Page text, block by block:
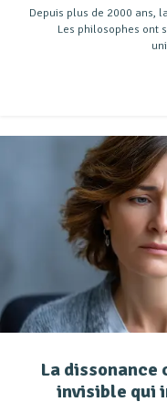
Depuis plus de 2000 ans,
Les philosophes ont
La dissonance
invisible qui